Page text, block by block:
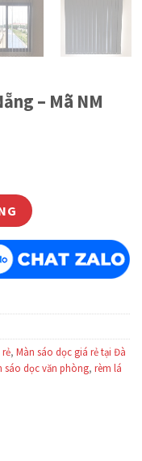
– Mã NM
, Màn sáo dọc giá rẻ tại Đà
sáo dọc văn phòng, rèm lá